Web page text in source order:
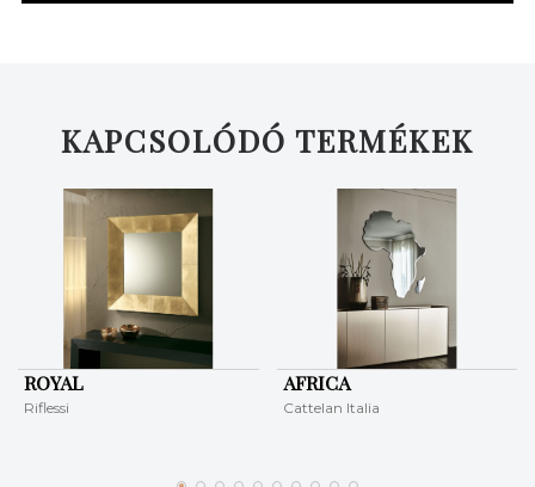
KAPCSOLÓDÓ TERMÉKEK
ROYAL
Riflessi
AFRICA
Cattelan Italia